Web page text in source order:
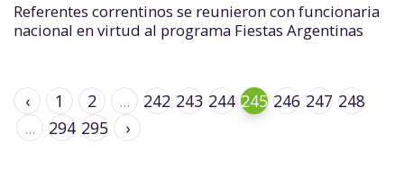
Referentes correntinos se reunieron con funcionaria
nacional en virtud al programa Fiestas Argentinas
‹ 1 2 ... 242 243 244 245 246 247 248
...
294 295 ›